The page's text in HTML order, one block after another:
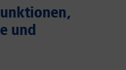
und